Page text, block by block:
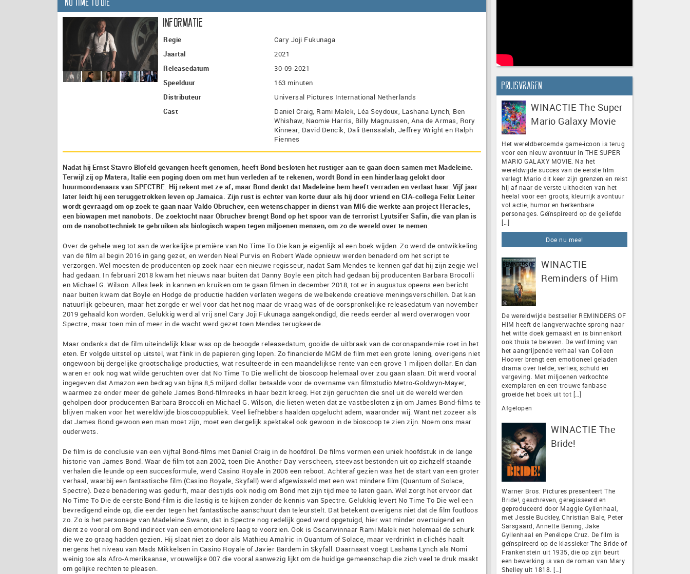
Informatie
Regie
Cary Joji Fukunaga
Jaartal
2021
Releasedatum
30-09-2021
Speelduur
163 minuten
Distributeur
Universal Pictures International Netherlands
Cast
Daniel Craig, Rami Malek, Léa Seydoux, Lashana Lynch, Ben
Whishaw, Naomie Harris, Billy Magnussen, Ana de Armas, Rory
Kinnear, David Dencik, Dali Benssalah, Jeffrey Wright en Ralph
Fiennes
Nadat hij Ernst Stavro Blofeld gevangen heeft genomen, heeft Bond besloten het rustiger aan te gaan doen samen met Madeleine.
Terwijl zij op Matera, Italië een poging doen om met hun verleden af te rekenen, wordt Bond in een hinderlaag gelokt door
huurmoordenaars van SPECTRE. Hij rekent met ze af, maar Bond denkt dat Madeleine hem heeft verraden en verlaat haar. Vijf jaar
later leidt hij een teruggetrokken leven op Jamaica. Zijn rust is echter van korte duur als hij door vriend en CIA-collega Felix Leiter
wordt gevraagd om op zoek te gaan naar Valdo Obruchev, een wetenschapper in dienst van MI6 die werkte aan project Heracles,
een biowapen met nanobots. De zoektocht naar Obruchev brengt Bond op het spoor van de terrorist Lyutsifer Safin, die van plan is
om de nanobottechniek te gebruiken als biologisch wapen tegen miljoenen mensen, om zo de wereld over te nemen.
Over de gehele weg tot aan de werkelijke première van No Time To Die kan je eigenlijk al een boek wijden. Zo werd de ontwikkeling
van de film al begin 2016 in gang gezet, en werden Neal Purvis en Robert Wade opnieuw werden benaderd om het script te
verzorgen. Wel moesten de producenten op zoek naar een nieuwe regisseur, nadat Sam Mendes te kennen gaf dat hij zijn zegje wel
had gedaan. In februari 2018 kwam het nieuws naar buiten dat Danny Boyle een pitch had gedaan bij producenten Barbara Brocolli
en Michael G. Wilson. Alles leek in kannen en kruiken om te gaan filmen in december 2018, tot er in augustus opeens een bericht
naar buiten kwam dat Boyle en Hodge de productie hadden verlaten wegens de welbekende creatieve meningsverschillen. Dat kan
natuurlijk gebeuren, maar het zorgde er wel voor dat het nog maar de vraag was of de oorspronkelijke releasedatum van november
2019 gehaald kon worden. Gelukkig werd al vrij snel Cary Joji Fukunaga aangekondigd, die reeds eerder al werd overwogen voor
Spectre, maar toen min of meer in de wacht werd gezet toen Mendes terugkeerde.
Maar ondanks dat de film uiteindelijk klaar was op de beoogde releasedatum, gooide de uitbraak van de coronapandemie roet in het
eten. Er volgde uitstel op uitstel, wat flink in de papieren ging lopen. Zo financierde MGM de film met een grote lening, overigens niet
ongewoon bij dergelijke grootschalige producties, wat resulteerde in een maandelijkse rente van een grove 1 miljoen dollar. En dan
waren er ook nog wat wilde geruchten over dat No Time To Die wellicht de bioscoop helemaal over zou gaan slaan. Dit werd vooral
ingegeven dat Amazon een bedrag van bijna 8,5 miljard dollar betaalde voor de overname van filmstudio Metro-Goldwyn-Mayer,
waarmee ze onder meer de gehele James Bond-filmreeks in haar bezit kreeg. Het zijn geruchten die snel uit de wereld werden
geholpen door producenten Barbara Broccoli en Michael G. Wilson, die lieten weten dat ze vastbesloten zijn om James Bond-films te
blijven maken voor het wereldwijde bioscooppubliek. Veel liefhebbers haalden opgelucht adem, waaronder wij. Want net zozeer als
dat James Bond gewoon een man moet zijn, moet een dergelijk spektakel ook gewoon in de bioscoop te zien zijn. Noem ons maar
ouderwets.
De film is de conclusie van een vijftal Bond-films met Daniel Craig in de hoofdrol. De films vormen een uniek hoofdstuk in de lange
historie van James Bond. Waar de film tot aan 2002, toen Die Another Day verscheen, steevast bestonden uit op zichzelf staande
verhalen die leunde op een succesformule, werd Casino Royale in 2006 een reboot. Achteraf gezien was het de start van een groter
verhaal, waarbij een fantastische film (Casino Royale, Skyfall) werd afgewisseld met een wat mindere film (Quantum of Solace,
Spectre). Deze benadering was gedurft, maar destijds ook nodig om Bond met zijn tijd mee te laten gaan. Wel zorgt het ervoor dat
No Time To Die de eerste Bond-film is die lastig is te kijken zonder de kennis van Spectre. Gelukkig levert No Time To Die wel een
bevredigend einde op, die eerder tegen het fantastische aanschuurt dan teleurstelt. Dat betekent overigens niet dat de film foutloos
zo. Zo is het personage van Madeleine Swann, dat in Spectre nog redelijk goed werd opgetuigd, hier wat minder overtuigend en
dient ze vooral om Bond indirect van een emotionelere laag te voorzien. Ook is Oscarwinnaar Rami Malek niet helemaal de schurk
die we zo graag hadden gezien. Hij slaat niet zo door als Mathieu Amalric in Quantum of Solace, maar verdrinkt in clichés haalt
nergens het niveau van Mads Mikkelsen in Casino Royale of Javier Bardem in Skyfall. Daarnaast voegt Lashana Lynch als Nomi
weinig toe als Afro-Amerikaanse, vrouwelijke 007 die vooral aanwezig lijkt om de huidige gemeenschap die zich veel te druk maakt
om gelijke rechten te pleasen.
Prijsvragen
WINACTIE The Super
Mario Galaxy Movie
Het wereldberoemde game-icoon is terug
voor een nieuw avontuur in THE SUPER
MARIO GALAXY MOVIE. Na het
wereldwijde succes van de eerste film
verlegt Mario dit keer zijn grenzen en reist
hij af naar de verste uithoeken van het
heelal voor een groots, kleurrijk avontuur
vol actie, humor en herkenbare
personages. Geïnspireerd op de geliefde
[…]
Doe nu mee!
WINACTIE
Reminders of Him
De wereldwijde bestseller REMINDERS OF
HIM heeft de langverwachte sprong naar
het witte doek gemaakt en is binnenkort
ook thuis te beleven. De verfilming van
het aangrijpende verhaal van Colleen
Hoover brengt een emotioneel geladen
drama over liefde, verlies, schuld en
vergeving. Met miljoenen verkochte
exemplaren en een trouwe fanbase
groeide het boek uit tot […]
Afgelopen
WINACTIE The
Bride!
Warner Bros. Pictures presenteert The
Bride!, geschreven, geregisseerd en
geproduceerd door Maggie Gyllenhaal,
met Jessie Buckley, Christian Bale, Peter
Sarsgaard, Annette Bening, Jake
Gyllenhaal en Penélope Cruz. De film is
geïnspireerd op de klassieker The Bride of
Frankenstein uit 1935, die op zijn beurt
een bewerking is van de roman van Mary
Shelley uit 1818. […]